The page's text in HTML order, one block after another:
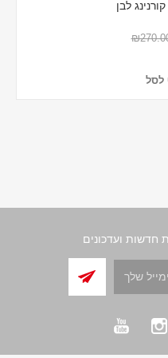
לסל
חדשות ועדכונים